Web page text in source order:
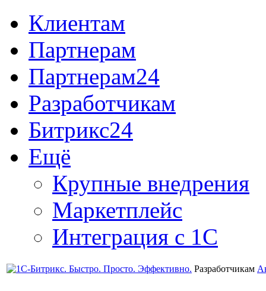
Клиентам
Партнерам
Партнерам24
Разработчикам
Битрикс24
Ещё
Крупные внедрения
Маркетплейс
Интеграция с 1С
Разработчикам